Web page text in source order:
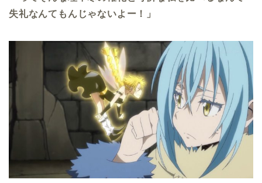
失礼なんてもんじゃないよー！」